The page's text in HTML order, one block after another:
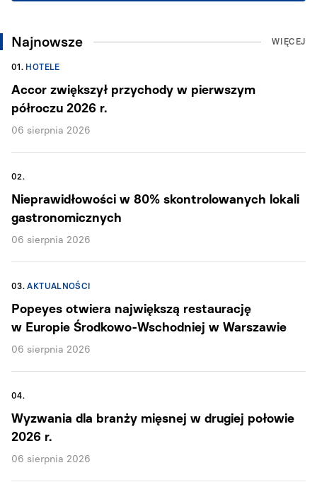
Najnowsze WIĘCEJ
01. HOTELE
Accor zwiększył przychody w pierwszym
półroczu 2026 r.
06 sierpnia 2026
02.
Nieprawidłowości w 80% skontrolowanych lokali
gastronomicznych
06 sierpnia 2026
03. AKTUALNOŚCI
Popeyes otwiera największą restaurację
w Europie Środkowo-Wschodniej w Warszawie
06 sierpnia 2026
04.
Wyzwania dla branży mięsnej w drugiej połowie
2026 r.
06 sierpnia 2026